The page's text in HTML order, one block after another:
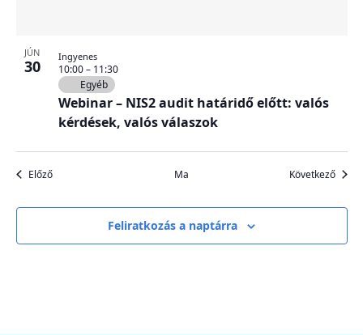
JÚN
30
Webinar – NIS2 audit határidő előtt: valós
kérdések, valós válaszok
10:00– 11:30
Egyéb
Ingyenes
ElőzőEsemények Ma Következő
Feliratkozás a naptárra